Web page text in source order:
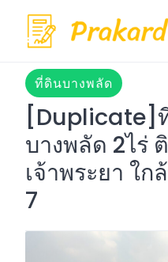
content
ที่ดินบางพลัด
[Duplicate]
บางพลัด 2ไร่
เจ้าพระยา ใ
7